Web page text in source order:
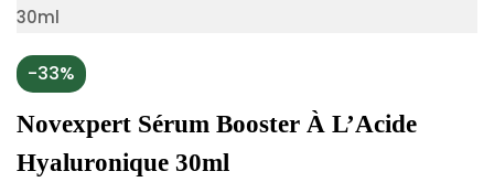
-33%
Novexpert Sérum Booster À L’Acide
Hyaluronique 30ml